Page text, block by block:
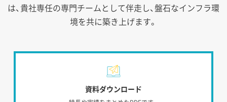
は、貴社専任の専門チームとして伴走し、盤石なインフラ環
境を共に築き上げます。
資料ダウンロード